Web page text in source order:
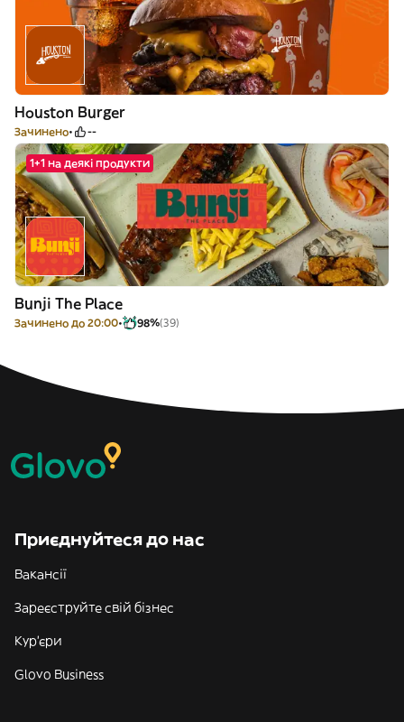
Houston Burger
Зачинено --
1+1 на деякі продукти
Bunji The Place
Зачинено до 20:00 98%(39)
Приєднуйтеся до нас
Вакансії
Зареєструйте свій бізнес
Кур'єри
Glovo Business